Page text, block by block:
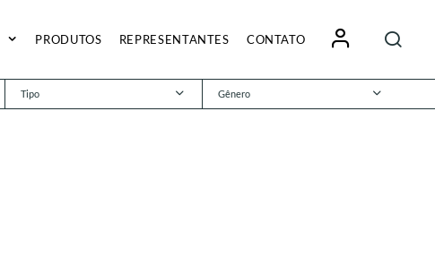
PRODUTOS REPRESENTANTES CONTATO
por:
Gênero
Tipo